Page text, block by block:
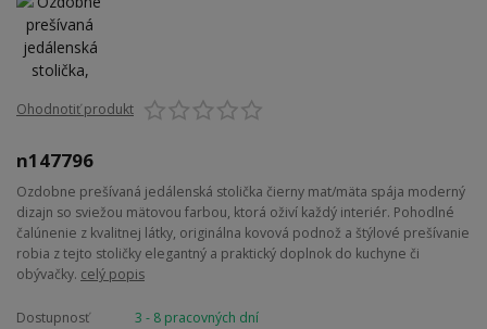
Ohodnotiť produkt
n147796
Ozdobne prešívaná jedálenská stolička čierny mat/mäta spája moderný
dizajn so sviežou mätovou farbou, ktorá oživí každý interiér. Pohodlné
čalúnenie z kvalitnej látky, originálna kovová podnož a štýlové prešívanie
robia z tejto stoličky elegantný a praktický doplnok do kuchyne či
obývačky. celý popis
Dostupnosť 3 - 8 pracovných dní